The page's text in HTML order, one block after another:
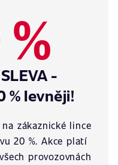
-
% levněji!
zákaznické lince
20 %. Akce platí
provozovnách